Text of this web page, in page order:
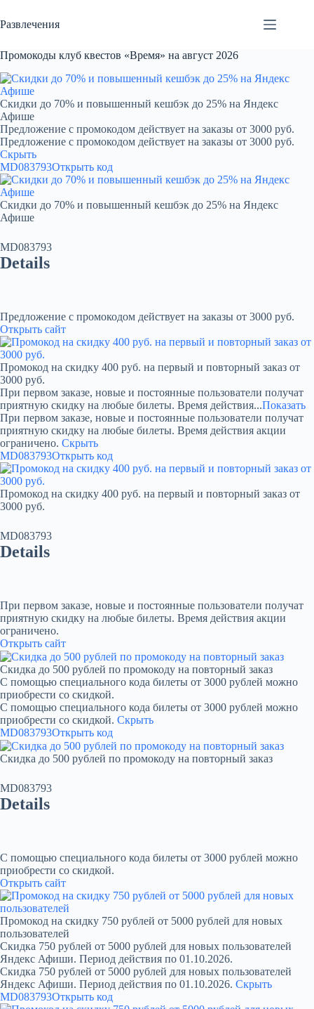
к
сути
Развлечения
Промокоды клуб квестов «Время» на август 2026
Скидки до 70% и повышенный кешбэк до 25% на Яндекс
Афише
Предложение с промокодом действует на заказы от 3000 руб.
Предложение с промокодом действует на заказы от 3000 руб.
Скрыть
MD083793Открыть код
Скидки до 70% и повышенный кешбэк до 25% на Яндекс
Афише
MD083793
Details
Предложение с промокодом действует на заказы от 3000 руб.
Открыть сайт
Промокод на скидку 400 руб. на первый и повторный заказ от
3000 руб.
При первом заказе, новые и постоянные пользователи получат
приятную скидку на любые билеты. Время действия...Показать
При первом заказе, новые и постоянные пользователи получат
приятную скидку на любые билеты. Время действия акции
ограничено. Скрыть
MD083793Открыть код
Промокод на скидку 400 руб. на первый и повторный заказ от
3000 руб.
MD083793
Details
При первом заказе, новые и постоянные пользователи получат
приятную скидку на любые билеты. Время действия акции
ограничено.
Открыть сайт
Скидка до 500 рублей по промокоду на повторный заказ
С помощью специального кода билеты от 3000 рублей можно
приобрести со скидкой.
С помощью специального кода билеты от 3000 рублей можно
приобрести со скидкой. Скрыть
MD083793Открыть код
Скидка до 500 рублей по промокоду на повторный заказ
MD083793
Details
С помощью специального кода билеты от 3000 рублей можно
приобрести со скидкой.
Открыть сайт
Промокод на скидку 750 рублей от 5000 рублей для новых
пользователей
Скидка 750 рублей от 5000 рублей для новых пользователей
Яндекс Афиши. Период действия по 01.10.2026.
Скидка 750 рублей от 5000 рублей для новых пользователей
Яндекс Афиши. Период действия по 01.10.2026. Скрыть
MD083793Открыть код